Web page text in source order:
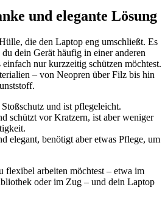
und elegante Lösung
die den Laptop eng umschließt. Es
dein Gerät häufig in einer anderen
einfach nur kurzzeitig schützen möchtest.
– von Neopren über Filz bis hin
und ist pflegeleicht.
schützt vor Kratzern, ist aber weniger
elegant, benötigt aber etwas Pflege, um
flexibel arbeiten möchtest – etwa im
oder im Zug – und dein Laptop